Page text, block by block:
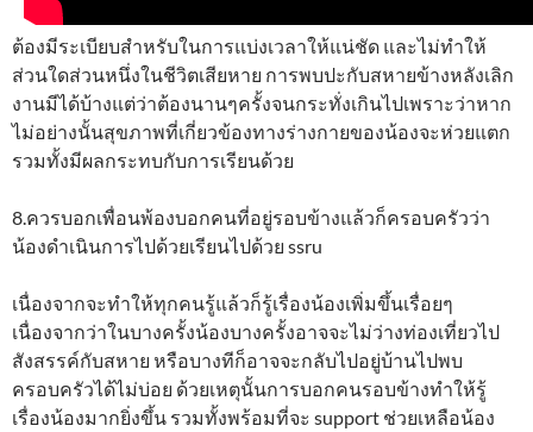
ต้องมีระเบียบสำหรับในการแบ่งเวลาให้แน่ชัด และไม่ทำให้
ส่วนใดส่วนหนึ่งในชีวิตเสียหาย การพบปะกับสหายข้างหลังเลิก
งานมีได้บ้างแต่ว่าต้องนานๆครั้งจนกระทั่งเกินไปเพราะว่าหาก
ไม่อย่างนั้นสุขภาพที่เกี่ยวข้องทางร่างกายของน้องจะห่วยแตก
รวมทั้งมีผลกระทบกับการเรียนด้วย
8.ควรบอกเพื่อนพ้องบอกคนที่อยู่รอบข้างแล้วก็ครอบครัวว่า
น้องดำเนินการไปด้วยเรียนไปด้วย ssru
เนื่องจากจะทำให้ทุกคนรู้แล้วก็รู้เรื่องน้องเพิ่มขึ้นเรื่อยๆ
เนื่องจากว่าในบางครั้งน้องบางครั้งอาจจะไม่ว่างท่องเที่ยวไป
สังสรรค์กับสหาย หรือบางทีก็อาจจะกลับไปอยู่บ้านไปพบ
ครอบครัวได้ไม่บ่อย ด้วยเหตุนั้นการบอกคนรอบข้างทำให้รู้
เรื่องน้องมากยิ่งขึ้น รวมทั้งพร้อมที่จะ support ช่วยเหลือน้อง